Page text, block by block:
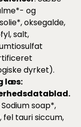
og
oksegalde,
salt,
dyrket).
læs:
Sodium soap*,
fel tauri siccum,